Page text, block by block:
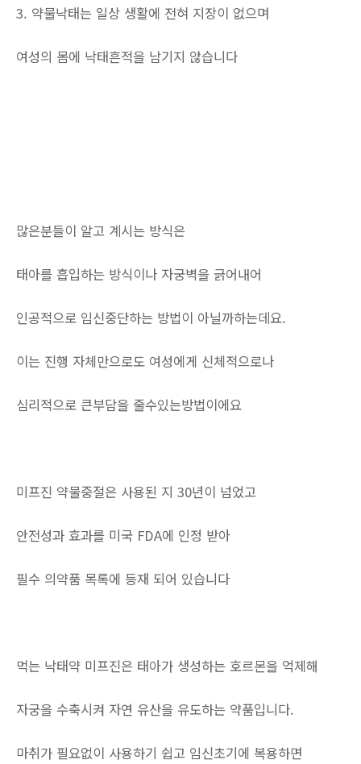
3. 약물낙태는 일상 생활에 전혀 지장이 없으며
여성의 몸에 낙태흔적을 남기지 않습니다
많은분들이 알고 계시는 방식은
태아를 흡입하는 방식이나 자궁벽을 긁어내어
인공적으로 임신중단하는 방법이 아닐까하는데요.
이는 진행 자체만으로도 여성에게 신체적으로나
심리적으로 큰부담을 줄수있는방법이에요
미프진 약물중절은 사용된 지 30년이 넘었고
안전성과 효과를 미국 FDA에 인정 받아
필수 의약품 목록에 등재 되어 있습니다
먹는 낙태약 미프진은 태아가 생성하는 호르몬을 억제해
자궁을 수축시켜 자연 유산을 유도하는 약품입니다.
마취가 필요없이 사용하기 쉽고 임신초기에 복용하면